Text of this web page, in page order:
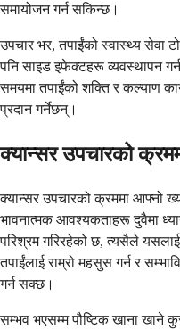
समायोजन गर्न सकिन्छ।
उपचार भर, तपाईंको स्वास्थ्य सेवा
पनि साइड इफेक्टहरू व्यवस्थापन
समयमा तपाईंको शक्ति र कल्याण
प्रदान गर्नेछन्।
क्यान्सर उपचारको
क्यान्सर उपचारको क्रममा आफ्नो
भावनात्मक आवश्यकताहरू दुवैमा
परिश्रम गरिरहेको छ, त्यसैले
तपाईंलाई राम्रो महसुस गर्न र
गर्न सक्छ।
सम्भव भएसम्म पौष्टिक खाना खाने